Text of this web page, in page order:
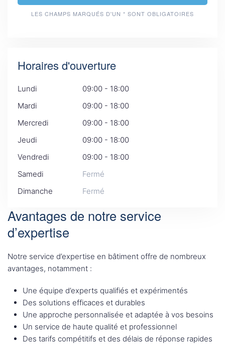
LES CHAMPS MARQUÉS D'UN * SONT OBLIGATOIRES
Horaires d'ouverture
Lundi
09:00 - 18:00
Mardi
09:00 - 18:00
Mercredi
09:00 - 18:00
Jeudi
09:00 - 18:00
Vendredi
09:00 - 18:00
Samedi
Fermé
Dimanche
Fermé
Avantages de notre service
d’expertise
Notre service d’expertise en bâtiment offre de nombreux
avantages, notamment :
Une équipe d’experts qualifiés et expérimentés
Des solutions efficaces et durables
Une approche personnalisée et adaptée à vos besoins
Un service de haute qualité et professionnel
Des tarifs compétitifs et des délais de réponse rapides